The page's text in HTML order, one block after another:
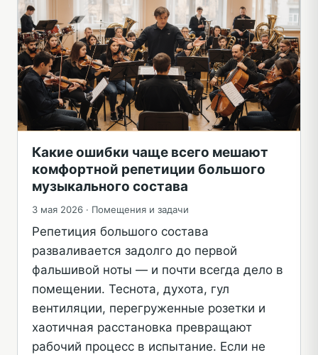
Какие ошибки чаще всего мешают
комфортной репетиции большого
музыкального состава
3 мая 2026 · Помещения и задачи
Репетиция большого состава
разваливается задолго до первой
фальшивой ноты — и почти всегда дело в
помещении. Теснота, духота, гул
вентиляции, перегруженные розетки и
хаотичная расстановка превращают
рабочий процесс в испытание. Если не